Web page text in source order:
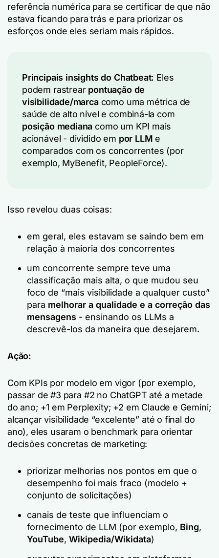
referência numérica para se certificar de que não
estava ficando para trás e para priorizar os
esforços onde eles seriam mais rápidos.
Principais insights do Chatbeat: Eles
podem rastrear pontuação de
visibilidade/marcacomo uma métrica de
saúde de alto nível e combiná-la com
posição mediana como um KPI mais
acionável - dividido em por LLM e
comparados com os concorrentes (por
exemplo, MyBenefit, PeopleForce).
Isso revelou duas coisas:
em geral, eles estavam se saindo bem em
relação à maioria dos concorrentes
um concorrente sempre teve uma
classificação mais alta, o que mudou seu
foco de “mais visibilidade a qualquer custo”
para melhorar a qualidade e a correção das
mensagens - ensinando os LLMs a
descrevê-los da maneira que desejarem.
Ação:
Com KPIs por modelo em vigor (por exemplo,
passar de #3 para #2 no ChatGPT até a metade
do ano; +1 em Perplexity; +2 em Claude e Gemini;
alcançar visibilidade “excelente” até o final do
ano), eles usaram o benchmark para orientar
decisões concretas de marketing:
priorizar melhorias nos pontos em que o
desempenho foi mais fraco (modelo +
conjunto de solicitações)
canais de teste que influenciam o
fornecimento de LLM (por exemplo, Bing,
YouTube, Wikipedia/Wikidata)